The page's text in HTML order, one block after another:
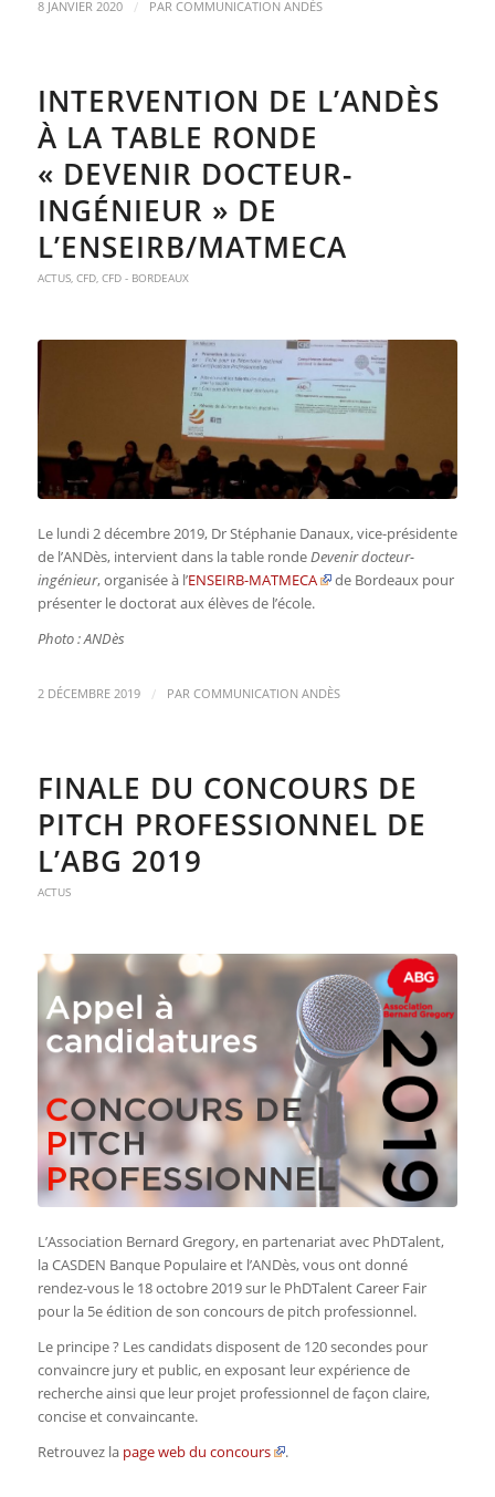
8 JANVIER 2020 / PAR COMMUNICATION ANDÈS
INTERVENTION DE L’ANDÈS
À LA TABLE RONDE
« DEVENIR DOCTEUR-
INGÉNIEUR » DE
L’ENSEIRB/MATMECA
ACTUS, CFD, CFD - BORDEAUX
Le lundi 2 décembre 2019, Dr Stéphanie Danaux, vice-présidente
de l’ANDès, intervient dans la table rondeDevenir docteur-
ingénieur, organisée à l’ENSEIRB-MATMECA
de Bordeaux pour
présenter le doctorat aux élèves de l’école.
Photo : ANDès
2 DÉCEMBRE 2019 / PAR COMMUNICATION ANDÈS
FINALE DU CONCOURS DE
PITCH PROFESSIONNEL DE
L’ABG 2019
ACTUS
L’Association Bernard Gregory, en partenariat avec PhDTalent,
la CASDEN Banque Populaire et l’ANDès, vous ont donné
rendez-vous le 18 octobre 2019 sur le PhDTalent Career Fair
pour la 5e édition de son concours de pitch professionnel.
Le principe ? Les candidats disposent de 120 secondes pour
convaincre jury et public, en exposant leur expérience de
recherche ainsi que leur projet professionnel de façon claire,
concise et convaincante.
Retrouvez la page web du concours .